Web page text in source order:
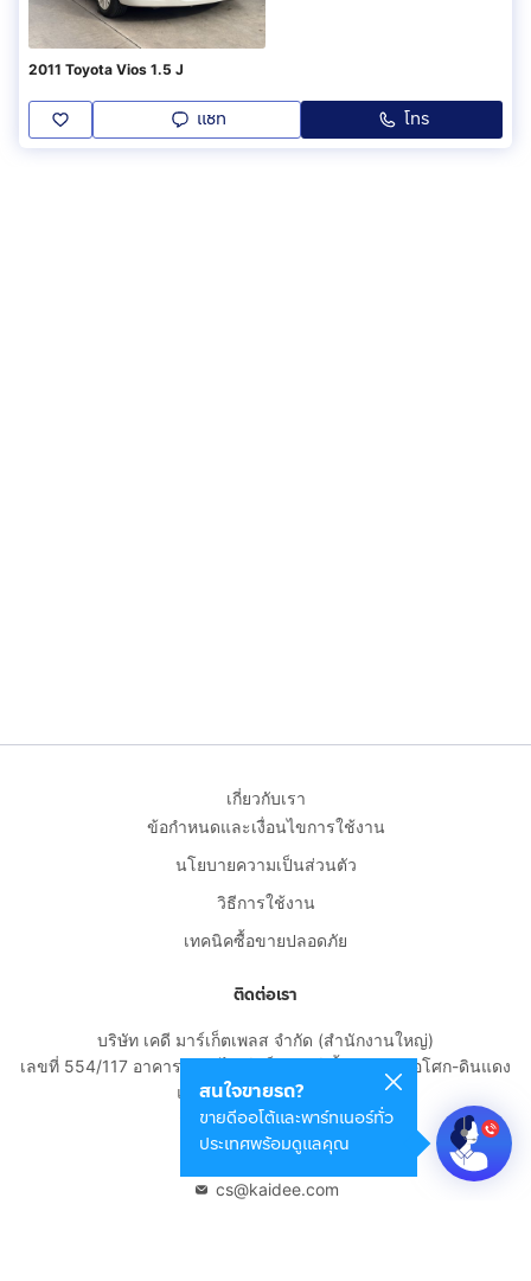
2011 Toyota Vios 1.5 J
แชท โทร
สนใจขายรถ?
ขายดีออโต้และพาร์ทเนอร์ทั่ว
ประเทศพร้อมดูแลคุณ
เกี่ยวกับเรา
ข้อกำหนดและเงื่อนไขการใช้งาน
นโยบายความเป็นส่วนตัว
วิธีการใช้งาน
เทคนิคซื้อขายปลอดภัย
ติดต่อเรา
บริษัท เคดี มาร์เก็ตเพลส จำกัด (สำนักงานใหญ่)
เลขที่ 554/117 อาคารสกายไนน์ เซ็นเตอร์ ชั้น 22 ถนนอโศก-ดินแดง
แขวงดินแดง เขตดินแดง
กรุงเทพมหานคร 10400
cs@kaidee.com